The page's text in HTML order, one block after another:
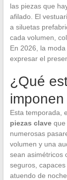
las piezas que
afilado. El
a siluetas
cada volumen,
En 2026, la
expresar el
¿Qué
Esta temporada,
piezas claveque
numerosas
volumen y una
sean asimétricos
seguros,
atuendo de